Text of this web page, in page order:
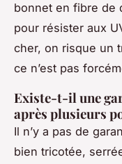
bonnet en fibre de
pour résister aux
cher, on risque un
ce n’est pas
Existe-t-il une
après plusieurs
Il n’y a pas de
bien tricotée,